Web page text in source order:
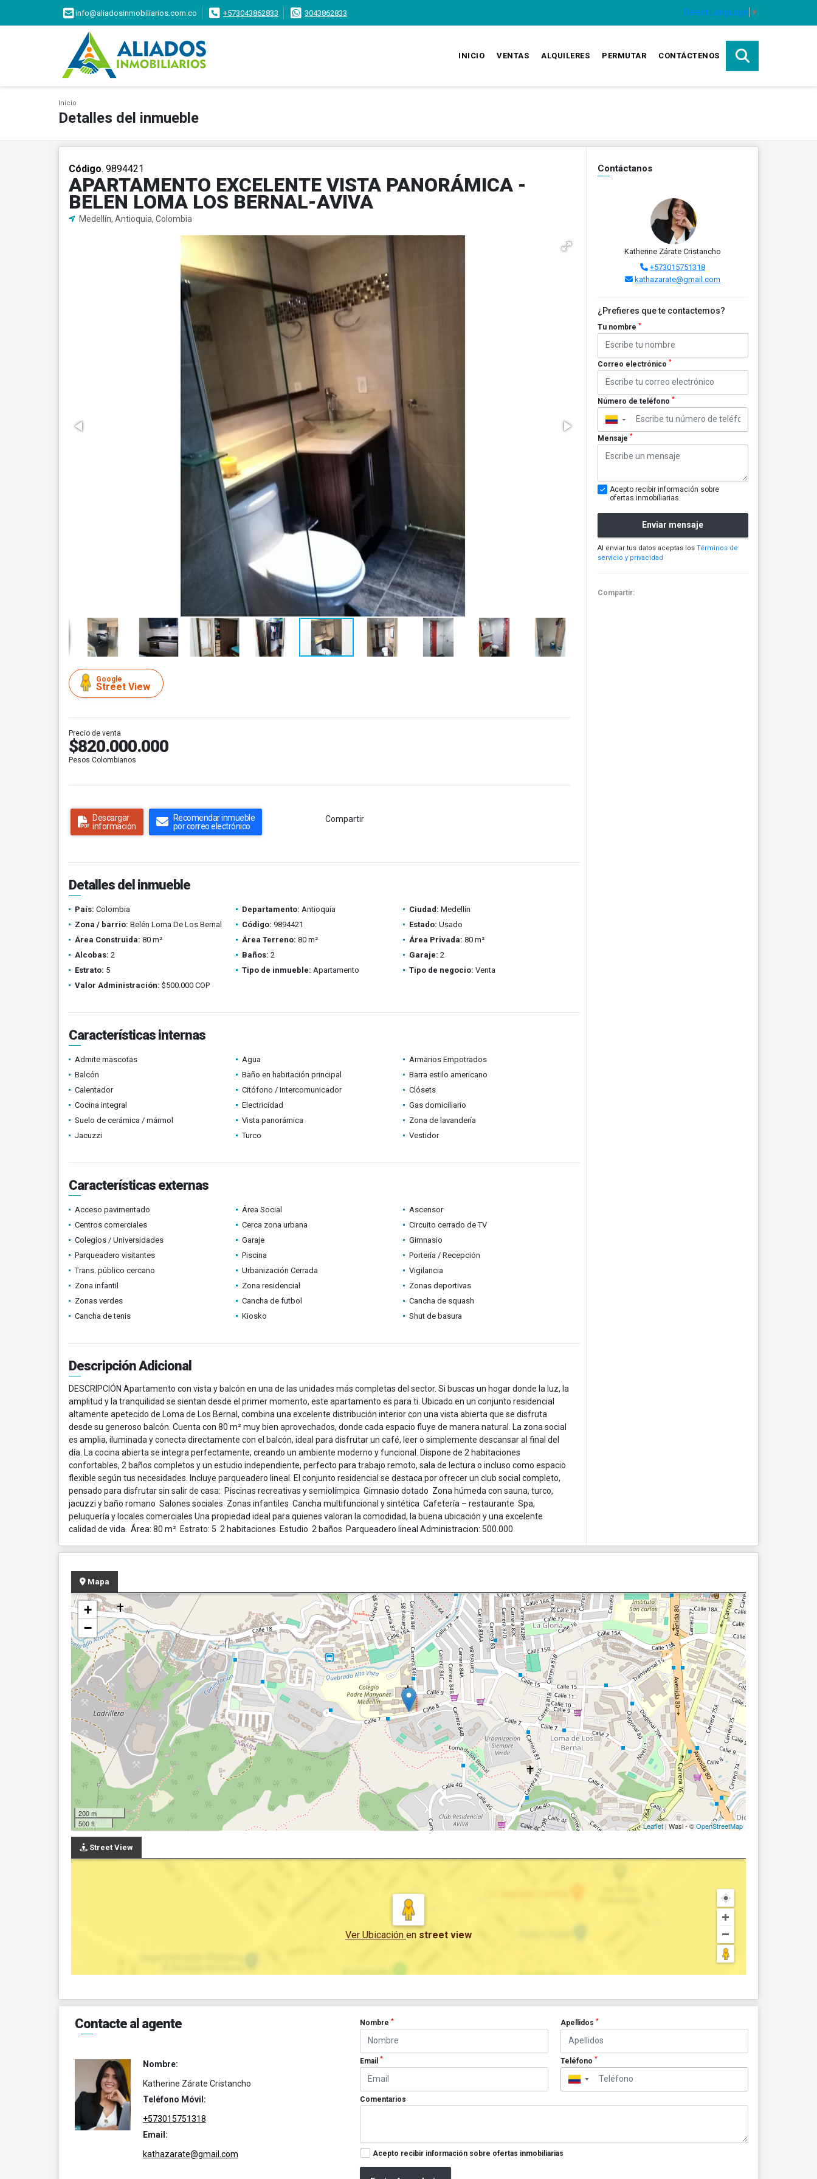
info@aliadosinmobiliarios.com.co +573043862833 3043862833 Select Language ▼
INICIO VENTAS ALQUILERES PERMUTAR CONTÁCTENOS
Inicio
Detalles del inmueble
Código. 9894421
APARTAMENTO EXCELENTE VISTA PANORÁMICA -
BELEN LOMA LOS BERNAL-AVIVA
Medellín, Antioquia, Colombia
Google
Street View
Precio de venta
$820.000.000
Pesos Colombianos
Descargar
información
Recomendar inmueble
por correo electrónico
Compartir
Detalles del inmueble
País: Colombia Departamento: Antioquia Ciudad: Medellín
Zona / barrio: Belén Loma De Los Bernal Código: 9894421 Estado: Usado
Área Construida: 80 m² Área Terreno: 80 m² Área Privada: 80 m²
Alcobas: 2 Baños: 2 Garaje: 2
Estrato: 5 Tipo de inmueble: Apartamento Tipo de negocio: Venta
Valor Administración: $500.000 COP
Características internas
Admite mascotas Agua
Armarios Empotrados
Balcón
Baño en habitación principal
Barra estilo americano
Calentador
Citófono / Intercomunicador
Clósets
Cocina integral
Electricidad
Gas domiciliario
Suelo de cerámica / mármol
Vista panorámica
Zona de lavandería
Jacuzzi
Turco Vestidor
Características externas
Acceso pavimentado Área Social
Ascensor
Centros comerciales
Cerca zona urbana
Circuito cerrado de TV
Colegios / Universidades
Garaje
Gimnasio
Parqueadero visitantes
Piscina
Portería / Recepción
Trans. público cercano
Urbanización Cerrada
Vigilancia
Zona infantil
Zona residencial
Zonas deportivas
Zonas verdes
Cancha de futbol
Cancha de squash
Cancha de tenis
Kiosko Shut de basura
Descripción Adicional
DESCRIPCIÓN Apartamento con vista y balcón en una de las unidades más completas del sector. Si buscas un hogar donde la luz, la
amplitud y la tranquilidad se sientan desde el primer momento, este apartamento es para ti. Ubicado en un conjunto residencial
altamente apetecido de Loma de Los Bernal, combina una excelente distribución interior con una vista abierta que se disfruta
desde su generoso balcón. Cuenta con 80 m² muy bien aprovechados, donde cada espacio fluye de manera natural. La zona social
es amplia, iluminada y conecta directamente con el balcón, ideal para disfrutar un café, leer o simplemente descansar al final del
día. La cocina abierta se integra perfectamente, creando un ambiente moderno y funcional. Dispone de 2 habitaciones
confortables, 2 baños completos y un estudio independiente, perfecto para trabajo remoto, sala de lectura o incluso como espacio
flexible según tus necesidades. Incluye parqueadero lineal. El conjunto residencial se destaca por ofrecer un club social completo,
pensado para disfrutar sin salir de casa: Piscinas recreativas y semiolímpica Gimnasio dotado Zona húmeda con sauna, turco,
jacuzzi y baño romano Salones sociales Zonas infantiles Cancha multifuncional y sintética Cafetería – restaurante Spa,
peluquería y locales comerciales Una propiedad ideal para quienes valoran la comodidad, la buena ubicación y una excelente
calidad de vida. Área: 80 m² Estrato: 5 2 habitaciones Estudio 2 baños Parqueadero lineal Administracion: 500.000
Contáctanos
Katherine Zárate Cristancho
+573015751318
kathazarate@gmail.com
¿Prefieres que te contactemos?
Tu nombre *
Correo electrónico *
Número de teléfono *
▼
Mensaje *
Acepto recibir información sobre
ofertas inmobiliarias
Enviar mensaje
Al enviar tus datos aceptas los Términos de
servicio y privacidad
Compartir:
Mapa
+
−
200 m
500 ft
Leaflet | Wasi - ©OpenStreetMap
Street View
Ver Ubicación en street view
Contacte al agente
Nombre:
Katherine Zárate Cristancho
Teléfono Móvil:
+573015751318
Email:
kathazarate@gmail.com
Nombre* Apellidos *
Email* Teléfono *
▼
Comentarios
Acepto recibir información sobre ofertas inmobiliarias